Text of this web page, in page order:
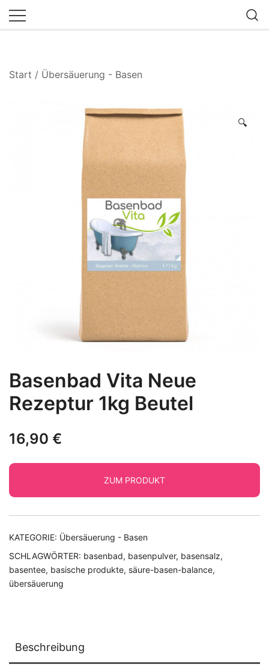
Zum
Inhalt
Start / Übersäuerung - Basen
🔍
Basenbad Vita Neue
Rezeptur 1kg Beutel
16,90 €
ZUM PRODUKT
KATEGORIE: Übersäuerung - Basen
SCHLAGWÖRTER: basenbad, basenpulver, basensalz,
basentee, basische produkte, säure-basen-balance,
übersäuerung
Beschreibung